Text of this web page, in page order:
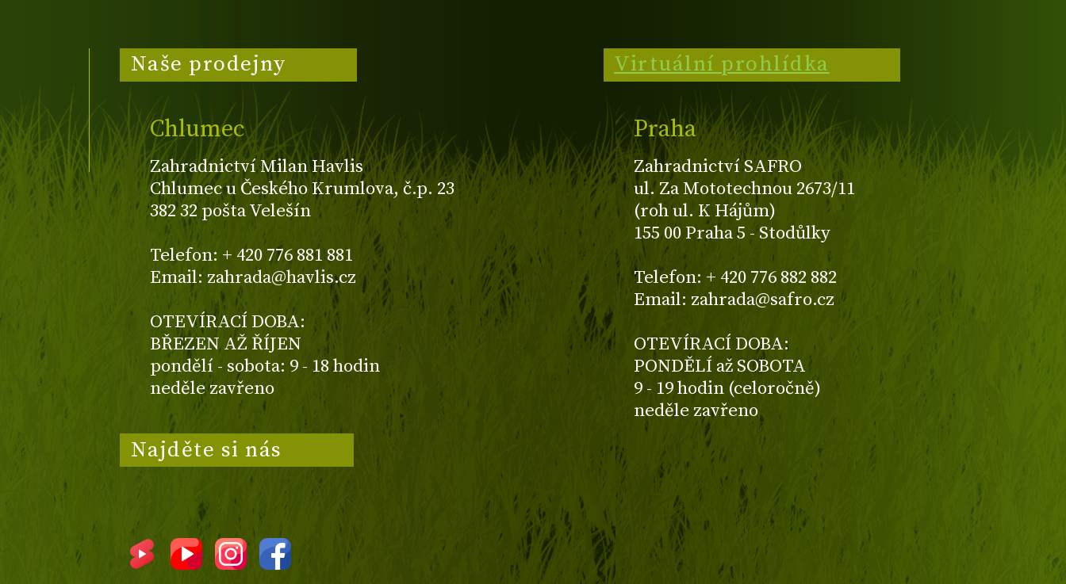
Naše prodejny
Chlumec
Zahradnictví Milan Havlis
Chlumec u Českého Krumlova, č.p. 23
382 32 pošta Velešín
Telefon: + 420 776 881 881
Email: zahrada@havlis.cz
OTEVÍRACÍ DOBA:
BŘEZEN AŽ ŘÍJEN
pondělí - sobota: 9 - 18 hodin
neděle zavřeno
Virtuální prohlídka
Praha
Zahradnictví SAFRO
ul. Za Mototechnou 2673/11
(roh ul. K Hájům)
155 00 Praha 5 - Stodůlky
Telefon: + 420 776 882 882
Email: zahrada@safro.cz
OTEVÍRACÍ DOBA:
PONDĚLÍ až SOBOTA
9 - 19 hodin (celoročně)
neděle zavřeno
Najděte si nás